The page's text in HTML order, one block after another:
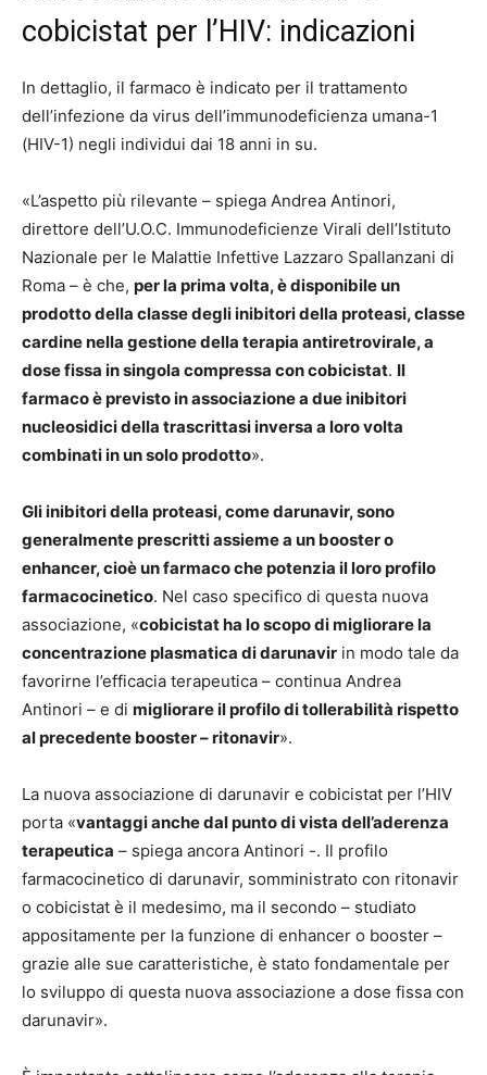
cobicistat per l’HIV: indicazioni
In dettaglio, il farmaco è indicato per il trattamento
dell’infezione da virus dell’immunodeficienza umana-1
(HIV-1) negli individui dai 18 anni in su.
«L’aspetto più rilevante – spiega Andrea Antinori,
direttore dell’U.O.C. Immunodeficienze Virali dell’Istituto
Nazionale per le Malattie Infettive Lazzaro Spallanzani di
Roma – è che, per la prima volta, è disponibile un
prodotto della classe degli inibitori della proteasi, classe
cardine nella gestione della terapia antiretrovirale, a
dose fissa in singola compressa con cobicistat. Il
farmaco è previsto in associazione a due inibitori
nucleosidici della trascrittasi inversa a loro volta
combinati in un solo prodotto».
Gli inibitori della proteasi, come darunavir, sono
generalmente prescritti assieme a un booster o
enhancer, cioè un farmaco che potenzia il loro profilo
farmacocinetico. Nel caso specifico di questa nuova
associazione, «cobicistat ha lo scopo di migliorare la
concentrazione plasmatica di darunavir in modo tale da
favorirne l’efficacia terapeutica – continua Andrea
Antinori – e di migliorare il profilo di tollerabilità rispetto
al precedente booster – ritonavir».
La nuova associazione di darunavir e cobicistat per l’HIV
porta «vantaggi anche dal punto di vista dell’aderenza
terapeutica – spiega ancora Antinori -. Il profilo
farmacocinetico di darunavir, somministrato con ritonavir
o cobicistat è il medesimo, ma il secondo – studiato
appositamente per la funzione di enhancer o booster –
grazie alle sue caratteristiche, è stato fondamentale per
lo sviluppo di questa nuova associazione a dose fissa con
darunavir».